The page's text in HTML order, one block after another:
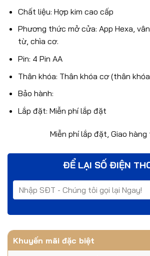
Chất liệu: Hợp kim cao cấp
Phương thức mở cửa: App Hexa,
từ, chìa cơ.
Pin: 4 Pin AA
Thân khóa: Thân khóa cơ (thân
Bảo hành:
Lắp đặt: Miễn phí lắp đặt
Miễn phí lắp đặt, Giao hàng
ĐỂ LẠI SỐ ĐIỆN
Khuyến mãi đặc biệt